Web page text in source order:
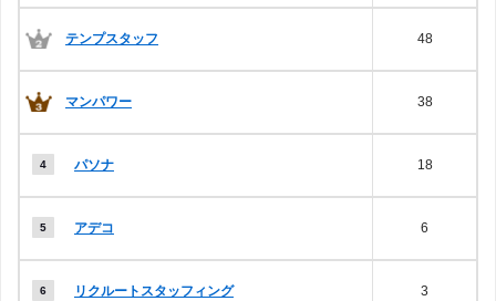
テンプスタッフ 48
マンパワー 38
パソナ 18
アデコ 6
リクルートスタッフィング 3